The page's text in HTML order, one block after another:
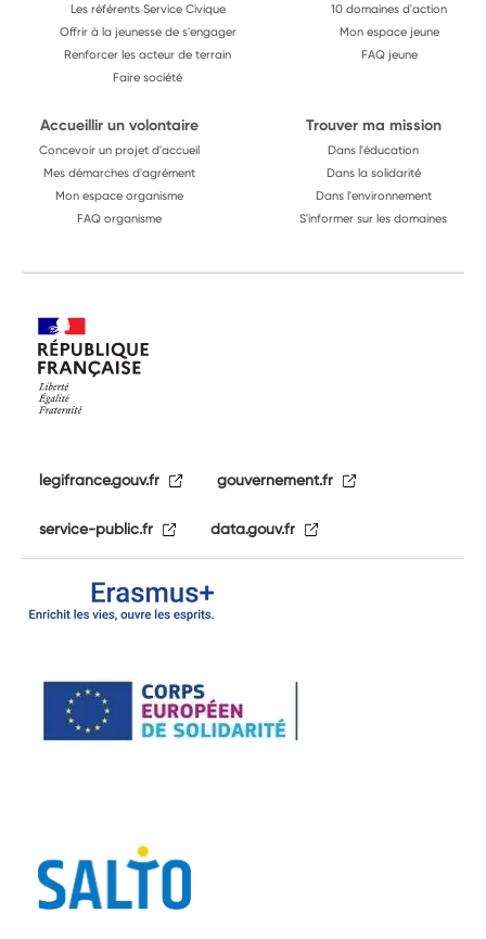
Les référents Service Civique
Offrir à la jeunesse de s'engager
Renforcer les acteur de terrain
Faire société
10 domaines d'action
Mon espace jeune
FAQ jeune
Accueillir un volontaire
Concevoir un projet d'accueil
Mes démarches d'agrément
Mon espace organisme
FAQ organisme
Trouver ma mission
Dans l'éducation
Dans la solidarité
Dans l'environnement
S'informer sur les domaines
legifrance.gouv.fr gouvernement.fr
service-public.fr data.gouv.fr